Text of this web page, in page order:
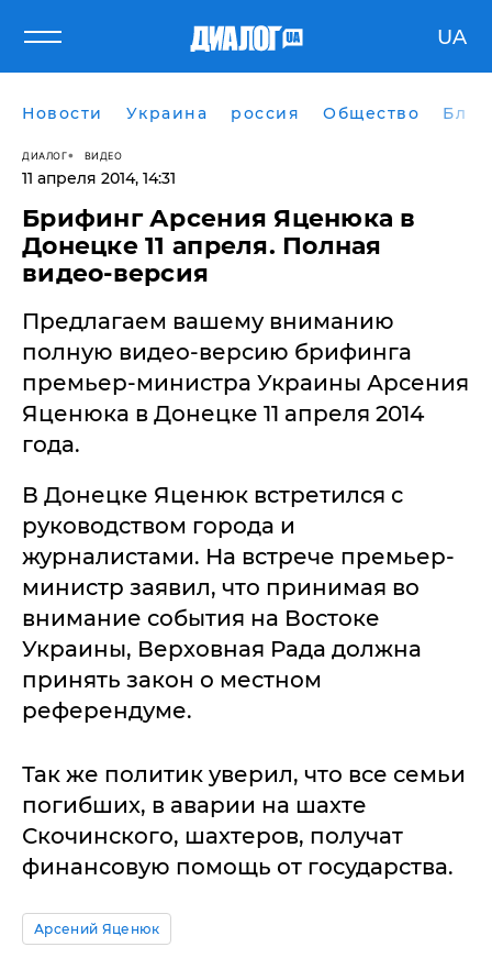
UA
Новости Украина россия Общество
ДИАЛОГ ВИДЕО
11 апреля 2014, 14:31
Брифинг Арсения Яценюка в
Донецке 11 апреля. Полная
видео-версия
Предлагаем вашему вниманию
полную видео-версию брифинга
премьер-министра Украины Арсения
Яценюка в Донецке 11 апреля 2014
года.
В Донецке Яценюк встретился с
руководством города и
журналистами. На встрече премьер-
министр заявил, что принимая во
внимание события на Востоке
Украины, Верховная Рада должна
принять закон о местном
референдуме.
Так же политик уверил, что все семьи
погибших, в аварии на шахте
Скочинского, шахтеров, получат
финансовую помощь от государства.
Арсений Яценюк